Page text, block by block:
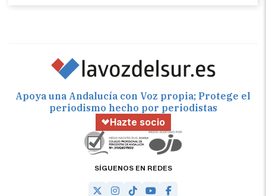
Apoya una Andalucía con Voz propia; Protege el
periodismo hecho por periodistas
Hazte socio
SÍGUENOS EN REDES